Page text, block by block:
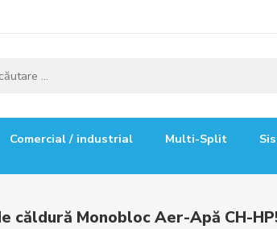
Comercial / industrial Multi-Split
căldură Monobloc Aer-Apă CH-